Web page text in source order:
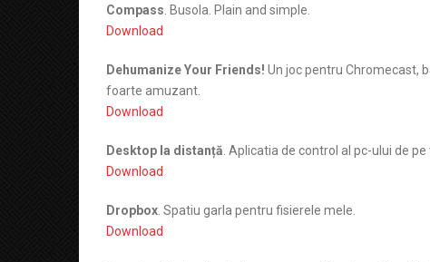
Compass . Busola. Plain and simple.
Download
Dehumanize Your Friends! Un joc pentru Chromecast,
foarte amuzant.
Download
Desktop la distanță . Aplicatia de control al pc-ului de
Download
Dropbox . Spatiu garla pentru fisierele mele.
Download